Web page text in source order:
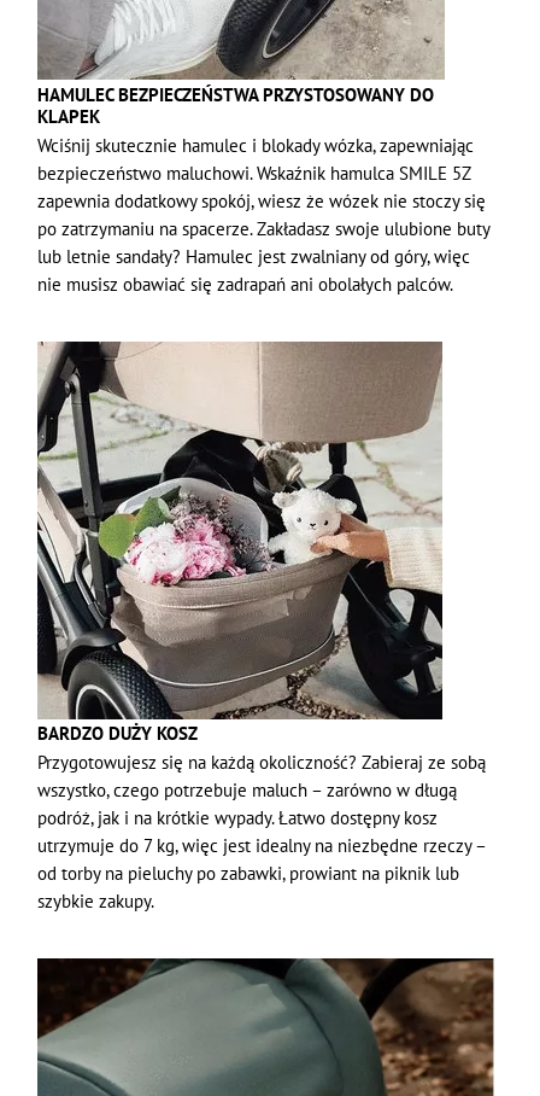
HAMULEC BEZPIECZEŃSTWA PRZYSTOSOWANY DO
KLAPEK
Wciśnij skutecznie hamulec i blokady wózka, zapewniając
bezpieczeństwo maluchowi. Wskaźnik hamulca SMILE 5Z
zapewnia dodatkowy spokój, wiesz że wózek nie stoczy się
po zatrzymaniu na spacerze. Zakładasz swoje ulubione buty
lub letnie sandały? Hamulec jest zwalniany od góry, więc
nie musisz obawiać się zadrapań ani obolałych palców.
BARDZO DUŻY KOSZ
Przygotowujesz się na każdą okoliczność? Zabieraj ze sobą
wszystko, czego potrzebuje maluch – zarówno w długą
podróż, jak i na krótkie wypady. Łatwo dostępny kosz
utrzymuje do 7 kg, więc jest idealny na niezbędne rzeczy –
od torby na pieluchy po zabawki, prowiant na piknik lub
szybkie zakupy.